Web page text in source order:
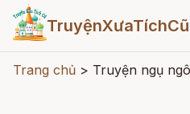
TruyệnXưaTíchCũ
Trang chủ > Truyện ngụ